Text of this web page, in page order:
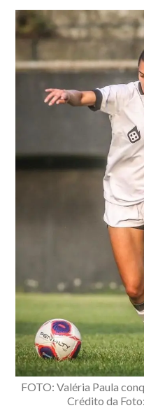
FOTO: Valéria Paula
Crédito da